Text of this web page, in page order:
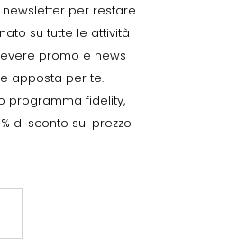
newsletter per restare
su tutte le attività
promo e news
apposta per te.
programma fidelity,
di sconto sul prezzo